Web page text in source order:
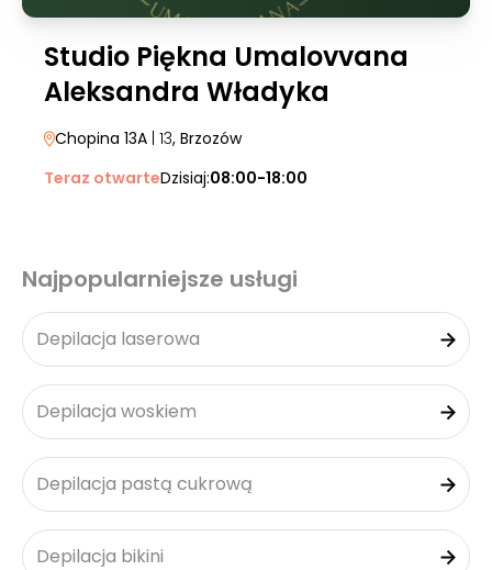
Studio Piękna Umalovvana
Aleksandra Władyka
Chopina 13A | 13, Brzozów
Teraz otwarteDzisiaj:08:00-18:00
Najpopularniejsze usługi
Depilacja laserowa
Depilacja woskiem
Depilacja pastą cukrową
Depilacja bikini